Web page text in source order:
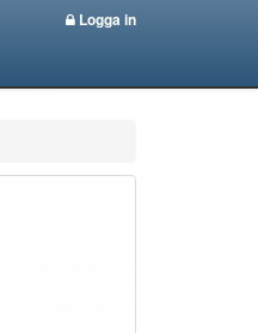
Logga in